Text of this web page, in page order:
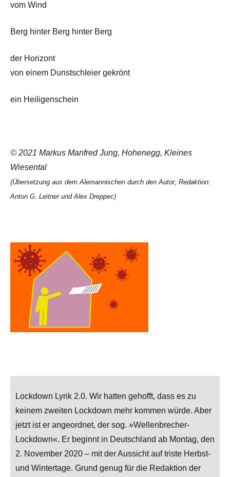
vom Wind
Berg hinter Berg hinter Berg
der Horizont
von einem Dunstschleier gekrönt
ein Heiligenschein
© 2021 Markus Manfred Jung, Hohenegg, Kleines
Wiesental
(Übersetzung aus dem Alemannischen durch den Autor; Redaktion:
Anton G. Leitner und Alex Dreppec)
Lockdown Lyrik 2.0. Wir hatten gehofft, dass es zu
keinem zweiten Lockdown mehr kommen würde. Aber
jetzt ist er angeordnet, der sog. »Wellenbrecher-
Lockdown«. Er beginnt in Deutschland ab Montag, den
2. November 2020 – mit der Aussicht auf triste Herbst-
und Wintertage. Grund genug für die Redaktion der